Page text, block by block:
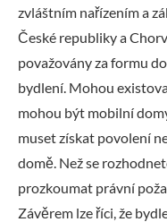
zvláštním nařízením a
České republiky a
považovány za formu
bydlení. Mohou
mohou být mobilní
muset získat povolení
domě. Než se
prozkoumat právní
Závěrem lze říci, že